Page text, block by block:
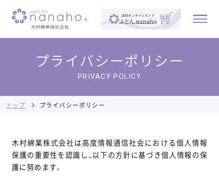
プライバシーポリシー
PRIVACY POLICY
トップ プライバシーポリシー
木村綿業株式会社は高度情報通信社会における個人情報
保護の重要性を認識し、以下の方針に基づき個人情報の保
護に努めます。